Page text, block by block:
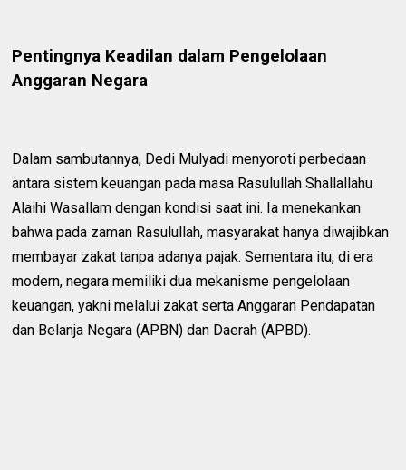
Pentingnya Keadilan dalam Pengelolaan
Anggaran Negara
Dalam sambutannya, Dedi Mulyadi menyoroti perbedaan
antara sistem keuangan pada masa Rasulullah Shallallahu
Alaihi Wasallam dengan kondisi saat ini. Ia menekankan
bahwa pada zaman Rasulullah, masyarakat hanya diwajibkan
membayar zakat tanpa adanya pajak. Sementara itu, di era
modern, negara memiliki dua mekanisme pengelolaan
keuangan, yakni melalui zakat serta Anggaran Pendapatan
dan Belanja Negara (APBN) dan Daerah (APBD).